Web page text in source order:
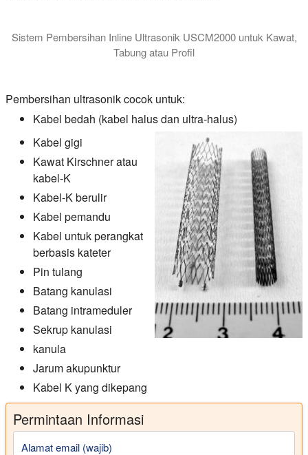
Sistem Pembersihan Inline Ultrasonik USCM2000 untuk Kawat,
Tabung atau Profil
Pembersihan ultrasonik cocok untuk:
Kabel bedah (kabel halus dan ultra-halus)
Kabel gigi
Kawat Kirschner atau
kabel-K
Kabel-K berulir
Kabel pemandu
Kabel untuk perangkat
berbasis kateter
Pin tulang
Batang kanulasi
Batang intrameduler
Sekrup kanulasi
kanula
Jarum akupunktur
Kabel K yang dikepang
Permintaan Informasi
Alamat email (wajib)